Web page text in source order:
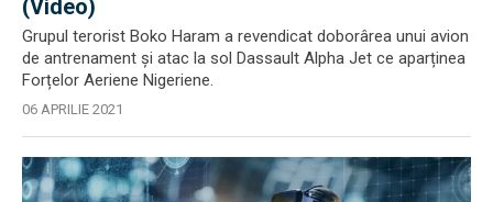
(Video)
Grupul terorist Boko Haram a revendicat doborârea unui avion
de antrenament și atac la sol Dassault Alpha Jet ce aparținea
Forțelor Aeriene Nigeriene.
06 APRILIE 2021